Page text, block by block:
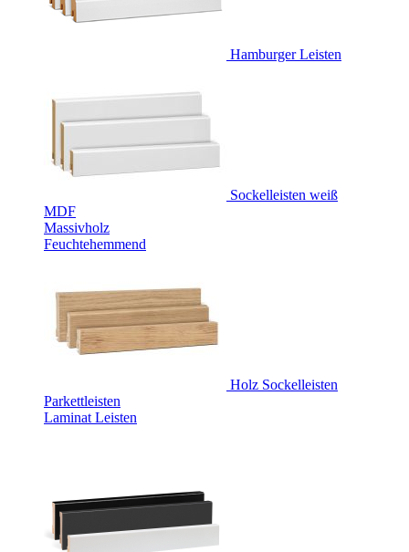
Hamburger Leisten
Sockelleisten weiß
MDF
Massivholz
Feuchtehemmend
Holz Sockelleisten
Parkettleisten
Laminat Leisten